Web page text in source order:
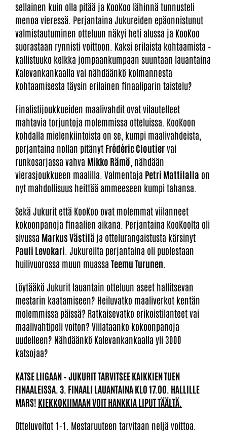
sellainen kuin olla pitää ja KooKoo lähinnä tunnusteli
menoa vieressä. Perjantaina Jukureiden epäonnistunut
valmistautuminen otteluun näkyi heti alussa ja KooKoo
suorastaan rynnisti voittoon. Kaksi erilaista kohtaamista –
kallistuuko kelkka jompaankumpaan suuntaan lauantaina
Kalevankankaalla vai nähdäänkö kolmannesta
kohtaamisesta täysin erilainen finaaliparin taistelu?
Finalistijoukkueiden maalivahdit ovat vilautelleet
mahtavia torjuntoja molemmissa otteluissa. KooKoon
kohdalla mielenkiintoista on se, kumpi maalivahdeista,
perjantaina nollan pitänyt Frédéric Cloutiervai
runkosarjassa vahva Mikko Rämö , nähdään
vierasjoukkueen maalilla. Valmentaja Petri Mattilalla on
nyt mahdollisuus heittää ammeeseen kumpi tahansa.
Sekä Jukurit että KooKoo ovat molemmat viilanneet
kokoonpanoja finaalien aikana. Perjantaina KooKoolta oli
sivussa Markus Västilä ja ottelurangaistusta kärsinyt
Pauli Levokari . Jukureilta perjantaina oli puolestaan
huilivuorossa muun muassa Teemu Turunen
Löytääkö Jukurit lauantain otteluun aseet hallitsevan
mestarin kaatamiseen? Heiluvatko maaliverkot kentän
molemmissa päissä? Ratkaisevatko erikoistilanteet vai
maalivahtipeli voiton? Viilataanko kokoonpanoja
uudelleen? Nähdäänkö Kalevankankaalla yli 3000
katsojaa?
KATSE LIIGAAN – JUKURIT TARVITSEE KAIKKIEN TUEN
FINAALEISSA. 3. FINAALI LAUANTAINA KLO 17.00. HALLILLE
MARS! KIEKKOKIIMAAN VOIT HANKKIA LIPUT TÄÄLTÄ.
Otteluvoitot 1-1. Mestaruuteen tarvitaan neljä voittoa.